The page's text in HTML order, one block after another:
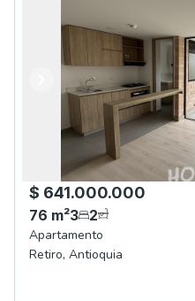
Anterior
Siguiente
$ 641.000.000
76 m²3 2
Apartamento
Retiro, Antioquia